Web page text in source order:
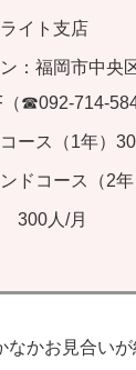
イト支店
：福岡市中央
☎092-714-
ース（1年）
ドコース（2
300人/月
なかお見合い